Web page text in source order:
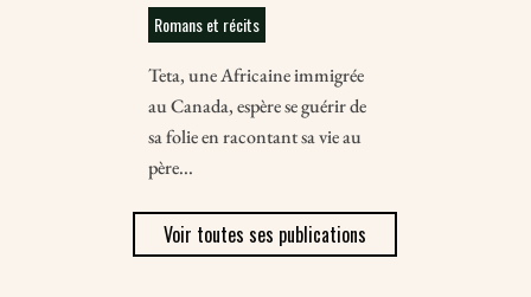
Romans et récits
Teta, une Africaine immigrée
au Canada, espère se guérir de
sa folie en racontant sa vie au
père...
Voir toutes ses publications